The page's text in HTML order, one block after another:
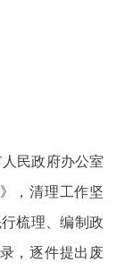
民政府办公室
，清理工作坚
梳理、编制政
，逐件提出废